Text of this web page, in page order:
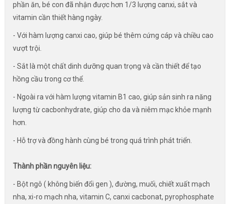
phần ăn, bé con đã nhận được hơn 1/3 lượng canxi, sắt và
vitamin cần thiết hàng ngày.
- Với hàm lượng canxi cao, giúp bé thêm cứng cáp và chiều cao
vượt trội.
- Sắt là một chất dinh dưỡng quan trọng và cần thiết để tạo
hồng cầu trong cơ thể.
- Ngoài ra với hàm lượng vitamin B1 cao, giúp sản sinh ra năng
lượng từ cacbonhydrate, giúp cho da và niêm mạc khỏe mạnh
hơn.
- Hỗ trợ và đồng hành cùng bé trong quá trình phát triển.
Thành phần nguyên liệu:
- Bột ngô ( không biến đổi gen ), đường, muối, chiết xuất mạch
nha, xi-ro mạch nha, vitamin C, canxi cacbonat, pyrophosphate